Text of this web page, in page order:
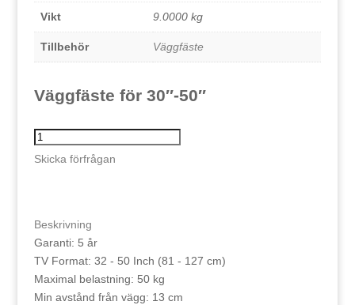
Vikt 9.0000 kg
Tillbehör Väggfäste
Väggfäste för 30″-50″
S-
Watch
Skicka förfrågan
Beskrivning
Garanti: 5 år
TV Format: 32 - 50 Inch (81 - 127 cm)
Maximal belastning: 50 kg
Min avstånd från vägg: 13 cm